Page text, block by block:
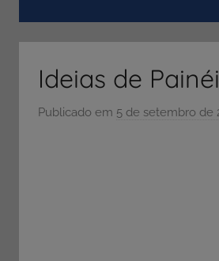
ENEM
e
cursosIdeias de
Publicado em 5 de setembro de